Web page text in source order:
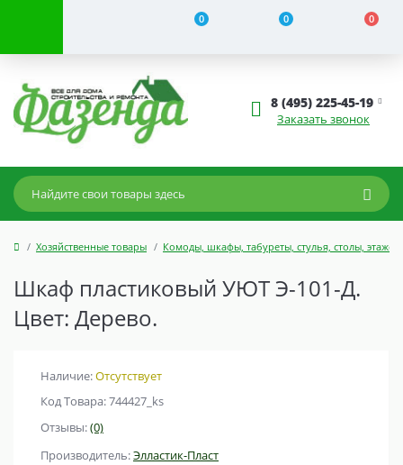
0 0 0
8 (495) 225-45-19
Заказать звонок
Хозяйственные товары Комоды, шкафы, табуреты, стулья, столы,
Шкаф пластиковый УЮТ Э-101-Д.
Цвет: Дерево.
Наличие:Отсутствует
Код Товара: 744427_ks
Отзывы:(0)
Производитель:Элластик-Пласт